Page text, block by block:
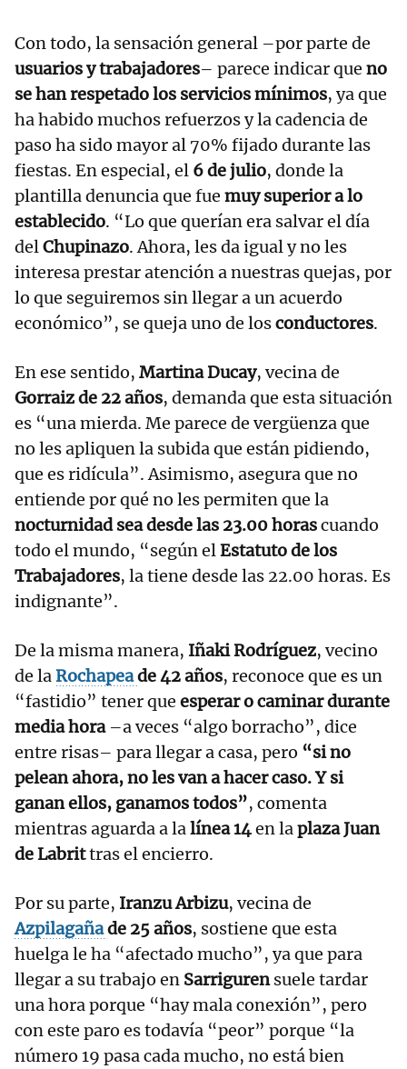
Con todo, la sensación general –por parte de
usuarios y trabajadores– parece indicar que no
se han respetado los servicios mínimos, ya que
ha habido muchos refuerzos y la cadencia de
paso ha sido mayor al 70% fijado durante las
fiestas. En especial, el 6 de julio, donde la
plantilla denuncia que fue muy superior a lo
establecido. “Lo que querían era salvar el día
delChupinazo. Ahora, les da igual y no les
interesa prestar atención a nuestras quejas, por
lo que seguiremos sin llegar a un acuerdo
económico”, se queja uno de losconductores.
En ese sentido, Martina Ducay, vecina de
Gorraiz de 22 años, demanda que esta situación
es “una mierda. Me parece de vergüenza que
no les apliquen la subida que están pidiendo,
que es ridícula”. Asimismo, asegura que no
entiende por qué no les permiten que la
nocturnidad sea desde las 23.00 horascuando
todo el mundo, “según elEstatuto de los
Trabajadores, la tiene desde las 22.00 horas. Es
indignante”.
De la misma manera, Iñaki Rodríguez, vecino
de laRochapeade 42 años, reconoce que es un
“fastidio” tener que esperar o caminar durante
media hora–a veces “algo borracho”, dice
entre risas– para llegar a casa, pero “si no
pelean ahora, no les van a hacer caso. Y si
ganan ellos, ganamos todos”, comenta
mientras aguarda a lalínea 14en laplaza Juan
de Labrittras el encierro.
Por su parte, Iranzu Arbizu, vecina de
Azpilagañade 25 años, sostiene que esta
huelga le ha “afectado mucho”, ya que para
llegar a su trabajo en Sarrigurensuele tardar
una hora porque “hay mala conexión”, pero
con este paro es todavía “peor” porque “la
número 19 pasa cada mucho, no está bien